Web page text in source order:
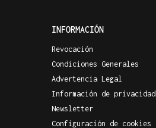
INFORMACIÓN
Revocación
Condiciones Generales
Advertencia Legal
Información de privacidad
Newsletter
Configuración de cookies